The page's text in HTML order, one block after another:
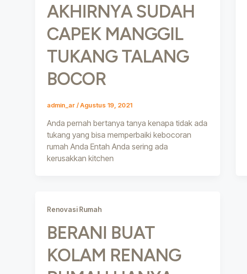
AKHIRNYA SUDAH
CAPEK MANGGIL
TUKANG TALANG
BOCOR
admin_ar /Agustus 19, 2021
Anda pernah bertanya tanya kenapa tidak ada
tukang yang bisa memperbaiki kebocoran
rumah Anda Entah Anda sering ada
kerusakkan kitchen
Renovasi Rumah
BERANI BUAT
KOLAM RENANG